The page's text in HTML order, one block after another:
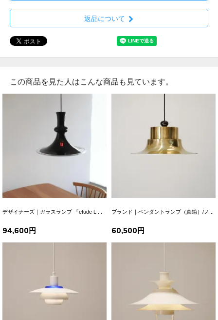
返品について
この商品を見た人はこんな商品も見ています。
デザイナーズ｜ガラスランプ 『etude L ...
94,600円
ブランド｜ペンダントランプ（真鍮）/ノ...
60,500円